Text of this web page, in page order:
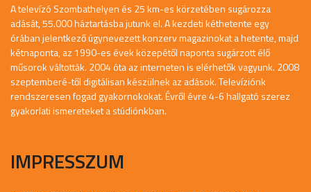
A televízó Szombathelyen és 25 km-es körzetében sugározza
adását, 55.000 háztartásba jutunk el. A kezdeti kéthetente egy
órában jelentkező úgynevezett konzerv magazinokat a hetente, majd
kétnaponta, az 1990-es évek közepétől naponta sugárzott élő
műsorok váltották. 2004 óta az interneten is elérhetők vagyunk. 2008
szeptemberé-től digitálisan készülnek az adások. Televíziónk
rendszeresen fogad gyakornokokat. Évről évre 4-6 hallgató szerez
gyakorlati ismereteket a stúdiónkban.
IMPRESSZUM